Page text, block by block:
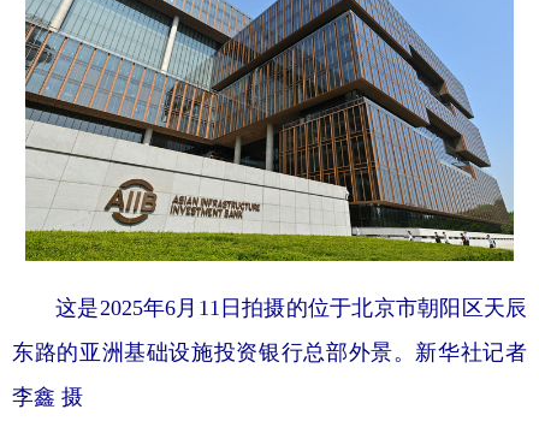
这是2025年6月11日拍摄的位于北京市朝阳区天辰
东路的亚洲基础设施投资银行总部外景。新华社记者
李鑫 摄